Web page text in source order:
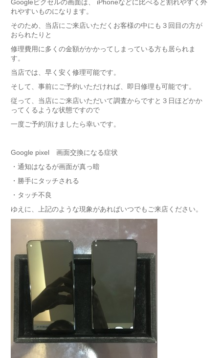
Googleピクセルの画面は、 iPhoneなどに比べると割れやすく外
れやすいものになります。
そのため、当店にご来店いただくお客様の中にも３回目の方が
おられたりと
修理費用に多くの金額がかかってしまっている方も居られま
す。
当店では、早く安く修理可能です。
そして、事前にご予約いただければ、即日修理も可能です。
従って、当店にご来店いただいて調査からですと３日ほどかか
ってくるような状態ですので
一度ご予約頂けましたら幸いです。
Google pixel 画面交換になる症状
・通知はなるが画面が真っ暗
・勝手にタッチされる
・タッチ不良
ゆえに、上記のような現象があればいつでもご来店ください。